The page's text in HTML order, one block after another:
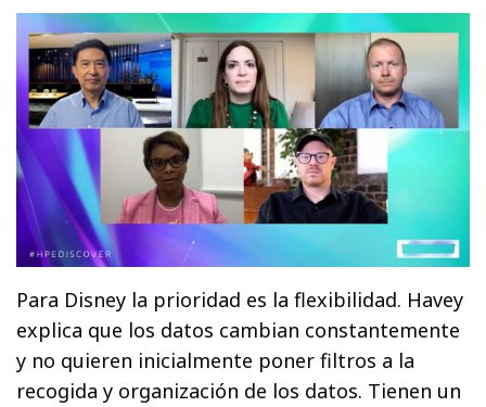
Para Disney la prioridad es la flexibilidad. Havey
explica que los datos cambian constantemente
y no quieren inicialmente poner filtros a la
recogida y organización de los datos. Tienen un